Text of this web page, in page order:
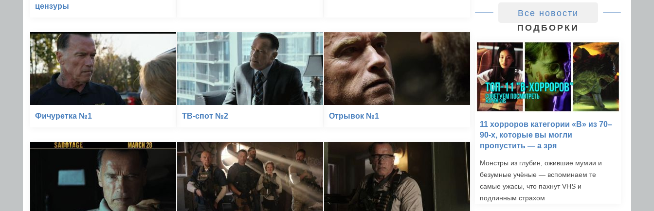
цензуры
Фичуретка №1 ТВ-спот №2 Отрывок №1
Все новости
ПОДБОРКИ
11 хорроров категории «B» из 70–
90-х, которые вы могли
пропустить — а зря
Монстры из глубин, ожившие мумии и
безумные учёные — вспоминаем те
самые ужасы, что пахнут VHS и
подлинным страхом